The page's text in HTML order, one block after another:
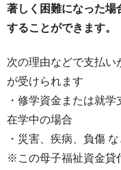
著しく困難になった場
することができます。
次の理由などで支払
が受けられます
・修学資金または就
在学中の場合
・災害、疾病、負傷
※この母子福祉資金貸